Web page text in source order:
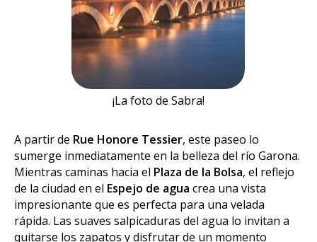
¡La foto de Sabra!
A partir de Rue Honore Tessier, este paseo lo
sumerge inmediatamente en la belleza del río Garona.
Mientras caminas hacia el Plaza de la Bolsa, el reflejo
de la ciudad en el Espejo de agua crea una vista
impresionante que es perfecta para una velada
rápida. Las suaves salpicaduras del agua lo invitan a
quitarse los zapatos y disfrutar de un momento